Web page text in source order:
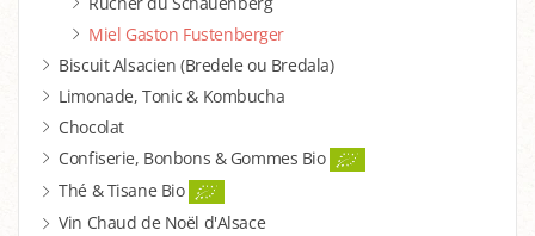
Miel Gaston Fustenberger
Biscuit Alsacien (Bredele ou Bredala)
Limonade, Tonic & Kombucha
Chocolat
Confiserie, Bonbons & Gommes Bio
Thé & Tisane Bio
Vin Chaud de Noël d'Alsace